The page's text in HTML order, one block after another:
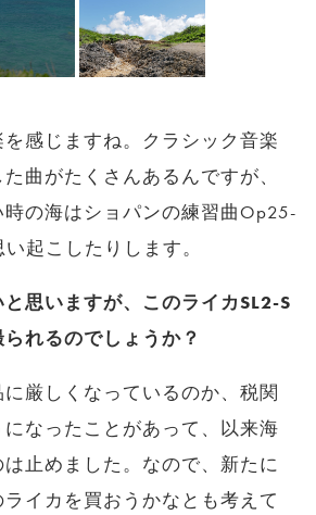
感じますね。クラシック音楽
曲がたくさんあるんですが、
の海はショパンの練習曲Op25-
起こしたりします。
思いますが、このライカSL2-S
れるのでしょうか？
厳しくなっているのか、税関
なったことがあって、以来海
止めました。なので、新たに
イカを買おうかなとも考えて